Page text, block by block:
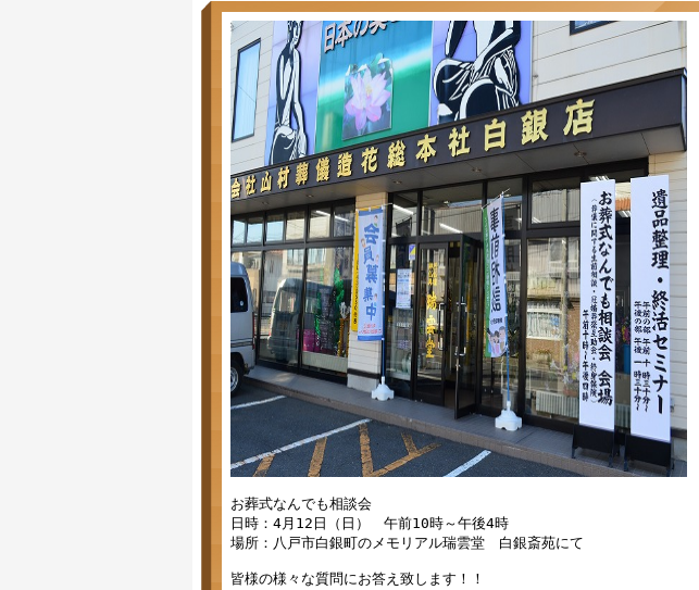
お葬式なんでも相談会
日時：4月12日（日）　午前10時～午後4時
場所：八戸市白銀町のメモリアル瑞雲堂　白銀斎苑にて
皆様の様々な質問にお答え致します！！